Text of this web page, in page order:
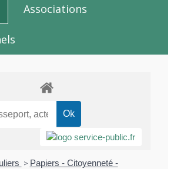
Associations
> Papiers - Citoyenneté -